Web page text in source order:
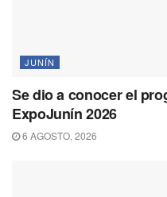
JUNÍN
Se dio a conocer el
ExpoJunín 2026
6 AGOSTO, 2026